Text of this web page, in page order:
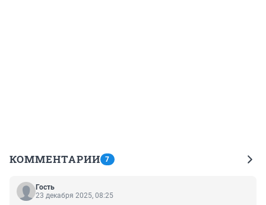
КОММЕНТАРИИ 7
Гость
23 декабря 2025, 08:25